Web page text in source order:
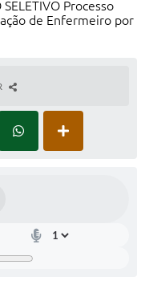
SELETIVO Processo
de Enfermeiro por